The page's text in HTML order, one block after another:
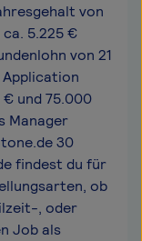
von
5.225 €
von 21
Application
und 75.000
Manager
30
findest du für
ob
, oder
Job als